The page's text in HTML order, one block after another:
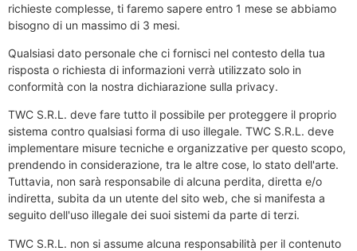
richieste complesse, ti faremo sapere entro 1 mese se abbiamo
bisogno di un massimo di 3 mesi.
Qualsiasi dato personale che ci fornisci nel contesto della tua
risposta o richiesta di informazioni verrà utilizzato solo in
conformità con la nostra dichiarazione sulla privacy.
TWC S.R.L. deve fare tutto il possibile per proteggere il proprio
sistema contro qualsiasi forma di uso illegale. TWC S.R.L. deve
implementare misure tecniche e organizzative per questo scopo,
prendendo in considerazione, tra le altre cose, lo stato dell'arte.
Tuttavia, non sarà responsabile di alcuna perdita, diretta e/o
indiretta, subita da un utente del sito web, che si manifesta a
seguito dell'uso illegale dei suoi sistemi da parte di terzi.
TWC S.R.L. non si assume alcuna responsabilità per il contenuto